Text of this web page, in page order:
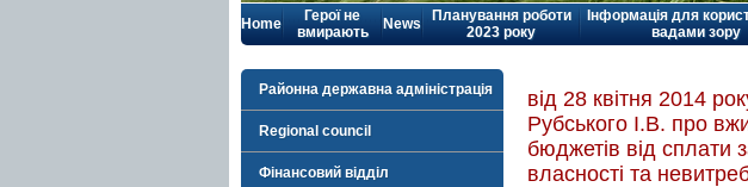
Home
Герої не
вмирають
News
Планування роботи
2023 року
Інформація для
вадами зору
Районна державна адміністрація
Regional council
Фінансовий відділ
від 28 квітня 2014
Рубського І.В. про
бюджетів від сплати
власності та